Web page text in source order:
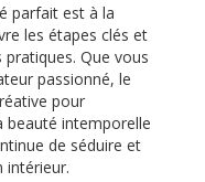
parfait est à la
les étapes clés et
Que vous
passionné, le
pour
beauté intemporelle
de séduire et
intérieur.